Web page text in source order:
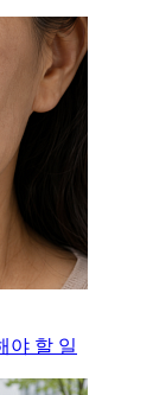
야 할 일